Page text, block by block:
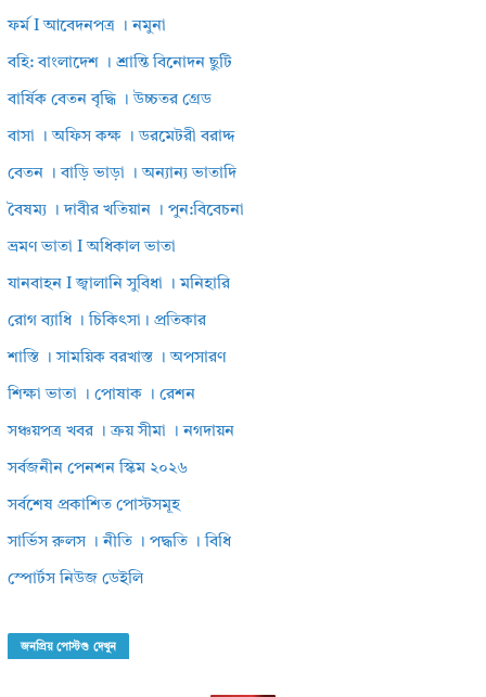
ফর্ম I আবেদনপত্র । নমুনা
বহি: বাংলাদেশ । শ্রান্তি বিনোদন ছুটি
বার্ষিক বেতন বৃদ্ধি । উচ্চতর গ্রেড
বাসা । অফিস কক্ষ । ডরমেটরী বরাদ্দ
বেতন । বাড়ি ভাড়া । অন্যান্য ভাতাদি
বৈষম্য । দাবীর খতিয়ান । পুন:বিবেচনা
ভ্রমণ ভাতা I অধিকাল ভাতা
যানবাহন I জ্বালানি সুবিধা । মনিহারি
রোগ ব্যাধি । চিকিৎসা। প্রতিকার
শাস্তি । সাময়িক বরখাস্ত । অপসারণ
শিক্ষা ভাতা । পোষাক । রেশন
সঞ্চয়পত্র খবর । ক্রয় সীমা । নগদায়ন
সর্বজনীন পেনশন স্কিম ২০২৬
সর্বশেষ প্রকাশিত পোস্টসমূহ
সার্ভিস রুলস । নীতি । পদ্ধতি । বিধি
স্পোর্টস নিউজ ডেইলি
জনপ্রিয় পোস্টগু দেখুন